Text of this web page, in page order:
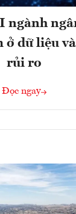
ngành
ở dữ liệu
rủi ro
Đọc ngay